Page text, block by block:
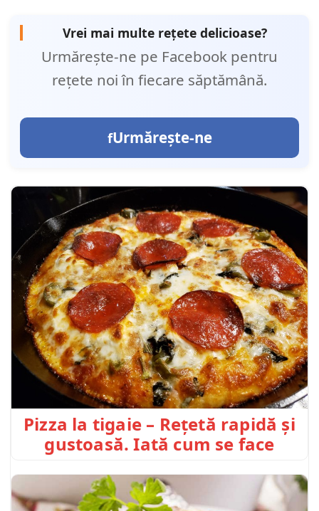
Vrei mai multe rețete delicioase?
Urmărește-ne pe Facebook pentru
rețete noi în fiecare săptămână.
Urmărește-ne
Pizza la tigaie – Rețetă rapidă și
gustoasă. Iată cum se face